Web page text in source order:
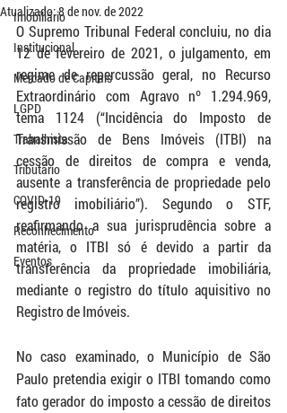
Imobiliário
Institucional
Mercado de Capitais
LGPD
Trabalhista
Tributário
COVID-19
Reconhecimento
Eventos
Atualizado:8 de nov. de 2022
O Supremo Tribunal Federal concluiu, no dia
12 de fevereiro de 2021, o julgamento, em
regime de repercussão geral, no Recurso
Extraordinário com Agravo nº 1.294.969,
tema 1124 (“Incidência do Imposto de
Transmissão de Bens Imóveis (ITBI) na
cessão de direitos de compra e venda,
ausente a transferência de propriedade pelo
registro imobiliário”). Segundo o STF,
reafirmando a sua jurisprudência sobre a
matéria, o ITBI só é devido a partir da
transferência da propriedade imobiliária,
mediante o registro do título aquisitivo no
Registro de Imóveis.
No caso examinado, o Município de São
Paulo pretendia exigir o ITBI tomando como
fato gerador do imposto a cessão de direitos